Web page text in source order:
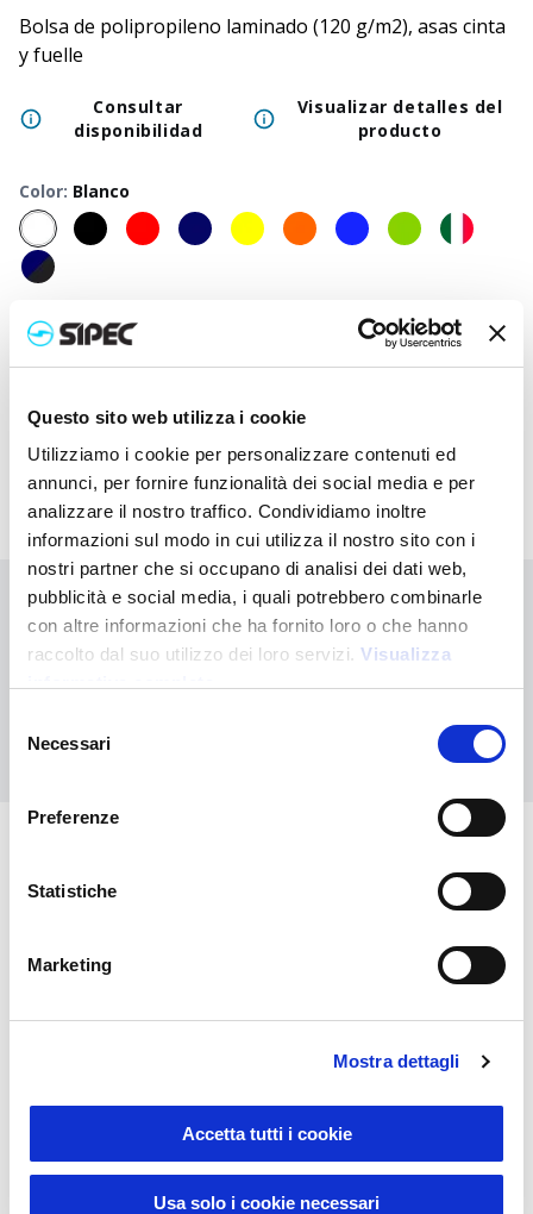
Questo sito web utilizza i cookie
Utilizziamo i cookie per personalizzare contenuti ed
annunci, per fornire funzionalità dei social media e per
analizzare il nostro traffico. Condividiamo inoltre
informazioni sul modo in cui utilizza il nostro sito con i
nostri partner che si occupano di analisi dei dati web,
pubblicità e social media, i quali potrebbero combinarle
con altre informazioni che ha fornito loro o che hanno
raccolto dal suo utilizzo dei loro servizi. Visualizza
delNecessari
Preferenze
Statistiche
Marketing
Mostra dettagli
Accetta tutti i cookie
Usa solo i cookie necessari
Bolsa de polipropileno laminado (120 g/m2), asas cinta
y fuelle
Consultar
disponibilidad
Visualizar detalles del
producto
Color: Blanco
500+ 1000+ 2500
Precio
neutro
1,400€ 1,400€ 1,400€ 1,400€ 1,400€ 1,400€
impreso
2,580 € 2,522 € 2,465
¿No has encontrado lo que buscabas?
Contáctanos para recibir asistencia o haz tu pedido
También puede interesarle
Fin de serie y ofertas